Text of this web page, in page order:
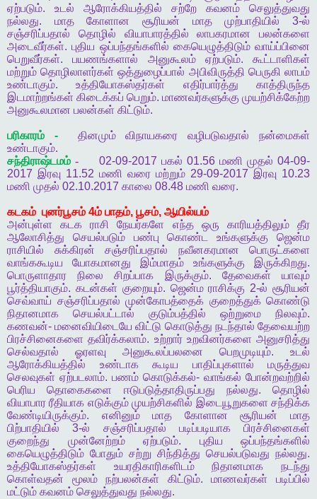
ஏற்படும். உடல் ஆரோக்கியத்தில் சற்றே கவனம்
செலுத்துவது
நல்லது. மாத கோளான சூரியன் மாத முற்பாதியில் 3-ல்
சஞ்சரிப்பதால்
தொழில் வியாபாரத்தில் லாபகரமான
பலன்களை
அடைவீர்கள்.புதிய ஒப்பந்தங்களில் கையெழுத்திடும் வாய்ப்பினை
பெறுவீர்கள்.பயணங்களால் அனுகூலம் ஏற்படும். கூட்டாளிகள்
மற்றும் தொழிலாளர்கள் ஒத்துழைப்பால் அபிவிருத்தி பெருகி லாபம்
உண்டாகும்.உத்தியோகஸ்தர்கள் எதிர்பார்த்து
காத்திருந்த
இடமாற்றங்கள் கிடைக்கப் பெறும். மாணவர்களுக்கு முயற்சிக்கேற்ற
அனுகூலமான பலன்கள் கிட்டும்.
பரிகாரம் - தினமும் விநாயகரை வழிபடுவதால்
நன்மைகள்
உண்டாகும்.
சந்திராஷ்டமம் - 02-09-2017பகல் 01.56மணி முதல் 04-09-
2017 இரவு 11.52 மணி வரை மற்றும் 29-09-2017 இரவு 10.23
மணி முதல் 02.10.2017 காலை 08.48 மணி வரை.
கடகம் புனர்பூசம் 4ம் பாதம், பூசம், ஆயில்யம்
அன்புள்ள
கடக ராசி நேயர்களே எந்த ஒரு காரியத்திலும்
தீர
ஆலோசித்து
செயல்படும் பண்பு கொண்ட உங்களுக்கு
ஜென்ம
ராசியில்
சுக்கிரன் சஞ்சரிப்பதால் நவீனகரமான
பொருட்களை
வாங்ககூடிய
யோகமானது இம்மாதம் உங்களுக்கு இருக்கிறது.
பொருளாதார
நிலை சிறப்பாக இருக்கும். தேவைகள்
யாவும்
பூர்த்தியாகும். கடன்கள் குறையும். ஜென்ம ராசிக்கு 2-ல் சூரியன்
செவ்வாய் சஞ்சரிப்பதால் முன்கோபத்தைக் குறைத்துக் கொண்டு
நிதானமாக
செயல்பட்டால் குடும்பத்தில் ஒற்றுமை நிலவும்.
கணவன்-மனைவியிடையே விட்டு கொடுத்து நடந்தால் தேவையற்ற
பிரச்சினைகளை தவிர்க்கலாம். உற்றார் உறவினர்களை அனுசரித்து
செல்வதால்
ஓரளவு அனுகூலப்பலனை பெறமுடியும். உடல்
ஆரோக்கியத்தில்
உண்டாக கூடிய பாதிப்புகளால்
மருத்துவ
செலவுகள் ஏற்படலாம். பணம் கொடுக்கல்- வாங்கல் போன்றவற்றில்
பெரிய
தொகைகளை ஈடுபடுத்தாதிருப்பது நல்லது. தொழில்
வியாபார ரீதியாக எடுக்கும் முயற்சிகளில் இடையூறுகளை சந்திக்க
வேண்டியிருக்கும். எனினும் மாத கோளான சூரியன்
மாத
பிற்பாதியில் 3-ல் சஞ்சரிப்பதால் படிப்படியாக
பிரச்சினைகள்
குறைந்து
முன்னேற்றம் ஏற்படும். புதிய
ஒப்பந்தங்களில்
கையெழுத்திடும் போதும் சற்று சிந்தித்து செயல்படுவது நல்லது.
உத்தியோகஸ்தர்கள்
உயரதிகாரிகளிடம் நிதானமாக
நடந்து
கொள்வதன்
மூலம் நற்பலன்கள் கிட்டும்.மாணவர்கள்
படிப்பில்
மட்டும் கவனம் செலுத்துவது நல்லது.